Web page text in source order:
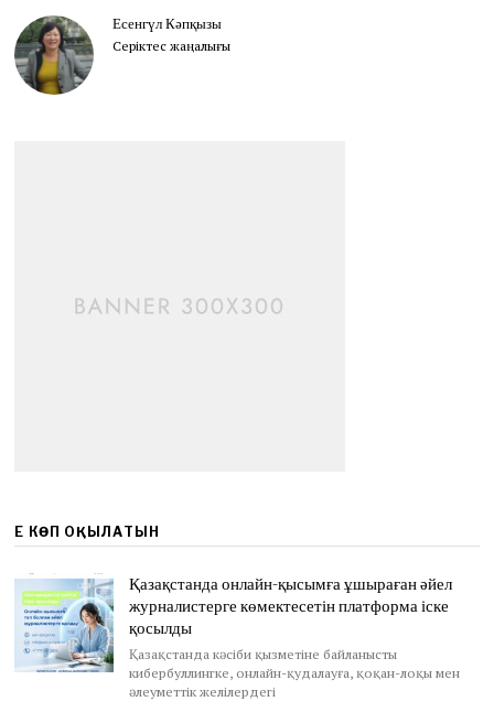
Есенгүл Кәпқызы
Серіктес жаңалығы
ЕҢ КӨП ОҚЫЛАТЫН
Қазақстанда онлайн-қысымға ұшыраған әйел
журналистерге көмектесетін платформа іске
қосылды
Қазақстанда кәсіби қызметіне байланысты
кибербуллингке, онлайн-қудалауға, қоқан-лоқы мен
әлеуметтік желілердегі